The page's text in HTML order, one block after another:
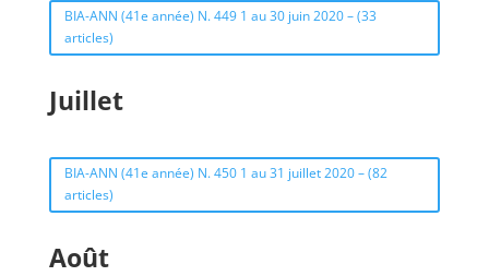
BIA-ANN (41e année) N. 449 1 au 30 juin 2020 – (33
articles)
Juillet
BIA-ANN (41e année) N. 450 1 au 31 juillet 2020 – (82
articles)
Août